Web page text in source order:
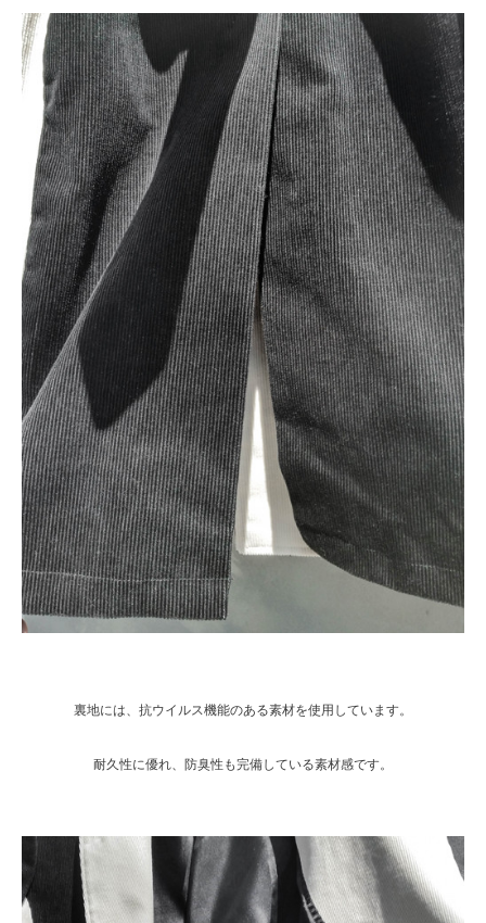
裏地には、抗ウイルス機能のある素材を使用しています。
耐久性に優れ、防臭性も完備している素材感です。